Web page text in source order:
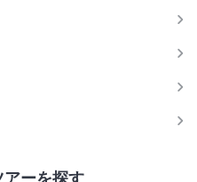
アーを探す